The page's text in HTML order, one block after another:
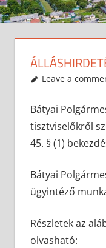
2021-05-26
anisity.attilla
Egyéb
Leave a
Bátyai
tisztviselőkről
45. § (1)
Bátyai
ügyintéző
Részletek az
olvasható: